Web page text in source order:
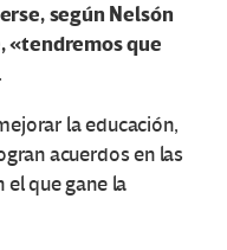
según Nelsón
«tendremos que
la educación,
acuerdos en las
que gane la